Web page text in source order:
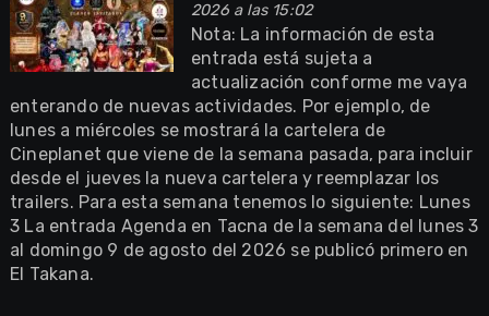
2026 a las 15:02
Nota: La información de esta
entrada está sujeta a
actualización conforme me vaya
enterando de nuevas actividades. Por ejemplo, de
lunes a miércoles se mostrará la cartelera de
Cineplanet que viene de la semana pasada, para incluir
desde el jueves la nueva cartelera y reemplazar los
trailers. Para esta semana tenemos lo siguiente: Lunes
3 La entrada Agenda en Tacna de la semana del lunes 3
al domingo 9 de agosto del 2026 se publicó primero en
El Takana.